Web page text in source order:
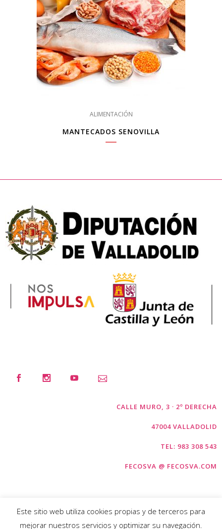
ALIMENTACIÓN
MANTECADOS SENOVILLA
CALLE MURO, 3 · 2º DERECHA
47004 VALLADOLID
TEL: 983 308 543
FECOSVA @ FECOSVA.COM
COPYRIGHT © FECOSVA 2026 |AVISO
Este sitio web utiliza cookies propias y de terceros para
mejorar nuestros servicios y optimizar su navegación.